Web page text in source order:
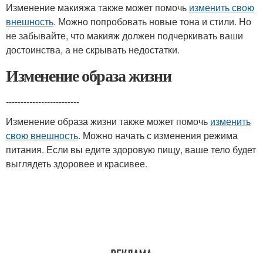
Изменение макияжа также может помочь изменить свою
внешность. Можно попробовать новые тона и стили. Но
не забывайте, что макияж должен подчеркивать ваши
достоинства, а не скрывать недостатки.
Изменение образа жизни
-------------------------
Изменение образа жизни также может помочь изменить
свою внешность. Можно начать с изменения режима
питания. Если вы едите здоровую пищу, ваше тело будет
выглядеть здоровее и красивее.